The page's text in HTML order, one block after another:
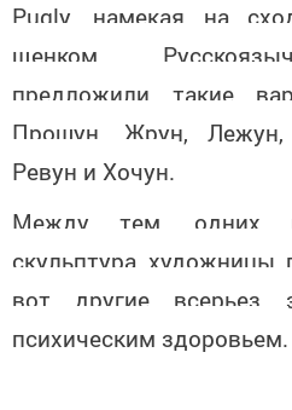
Pugly, намекая на
щенком.
предложили такие
Прошун, Жрун, Лежун,
Ревун и Хочун.
Между тем, одних
скульптура художницы
вот другие всерьез
психическим здоровьем.